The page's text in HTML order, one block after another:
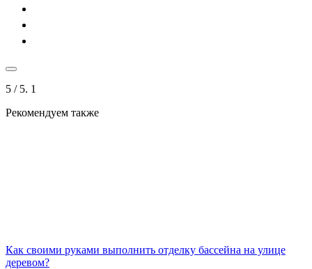
5 / 5. 1
Рекомендуем также
Как своими руками выполнить отделку бассейна на улице
деревом?